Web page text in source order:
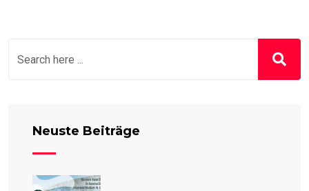
Neuste Beiträge